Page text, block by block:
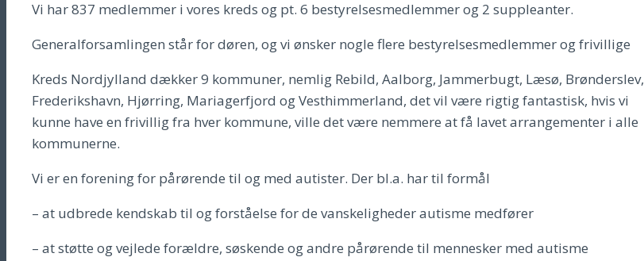
Vi har 837 medlemmer i vores kreds og pt. 6 bestyrelsesmedlemmer og 2 suppleanter.
Generalforsamlingen står for døren, og vi ønsker nogle flere bestyrelsesmedlemmer og frivillige
Kreds Nordjylland dækker 9 kommuner, nemlig Rebild, Aalborg, Jammerbugt, Læsø, Brønderslev,
Frederikshavn, Hjørring, Mariagerfjord og Vesthimmerland, det vil være rigtig fantastisk, hvis vi
kunne have en frivillig fra hver kommune, ville det være nemmere at få lavet arrangementer i alle
kommunerne.
Vi er en forening for pårørende til og med autister. Der bl.a. har til formål
– at udbrede kendskab til og forståelse for de vanskeligheder autisme medfører
– at støtte og vejlede forældre, søskende og andre pårørende til mennesker med autisme